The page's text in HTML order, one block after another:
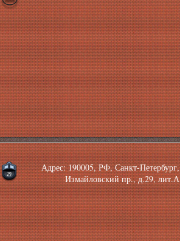
Адрес: 190005, РФ, Санкт-Петербург,
Измайловский пр., д.29, лит.А